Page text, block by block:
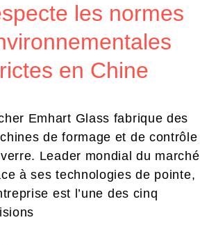
les normes
en Chine
Emhart Glass fabrique des
de formage et de contrôle
Leader mondial du marché
à ses technologies de pointe,
est l’une des cinq